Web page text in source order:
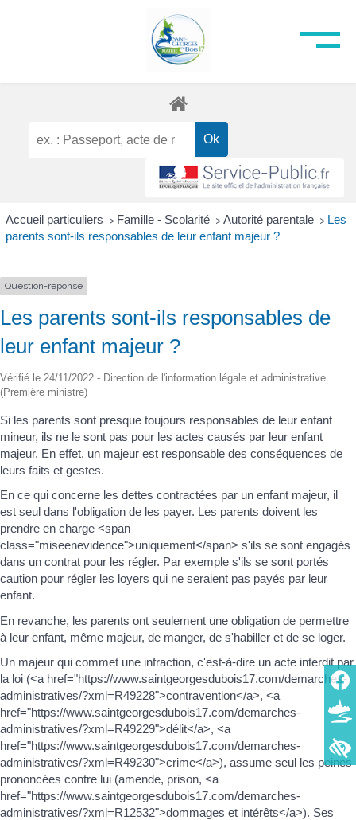
Accueil particuliers > Famille - Scolarité > Autorité parentale > Les
parents sont-ils responsables de leur enfant majeur ?
Question-réponse
Les parents sont-ils responsables de
leur enfant majeur ?
Vérifié le 24/11/2022 - Direction de l'information légale et administrative
(Première ministre)
Si les parents sont presque toujours responsables de leur enfant
mineur, ils ne le sont pas pour les actes causés par leur enfant
majeur. En effet, un majeur est responsable des conséquences de
leurs faits et gestes.
En ce qui concerne les dettes contractées par un enfant majeur, il
est seul dans l'obligation de les payer. Les parents doivent les
prendre en charge <span
class="miseenevidence">uniquement</span> s'ils se sont engagés
dans un contrat pour les régler. Par exemple s'ils se sont portés
caution pour régler les loyers qui ne seraient pas payés par leur
enfant.
En revanche, les parents ont seulement une obligation de permettre
à leur enfant, même majeur, de manger, de s'habiller et de se loger.
Un majeur qui commet une infraction, c'est-à-dire un acte interdit par
la loi (<a href="https://www.saintgeorgesdubois17.com/demarches-
administratives/?xml=R49228">contravention</a>, <a
href="https://www.saintgeorgesdubois17.com/demarches-
administratives/?xml=R49229">délit</a>, <a
href="https://www.saintgeorgesdubois17.com/demarches-
administratives/?xml=R49230">crime</a>), assume seul les peines
prononcées contre lui (amende, prison, <a
href="https://www.saintgeorgesdubois17.com/demarches-
administratives/?xml=R12532">dommages et intérêts</a>). Ses